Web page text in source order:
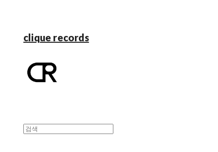
clique records